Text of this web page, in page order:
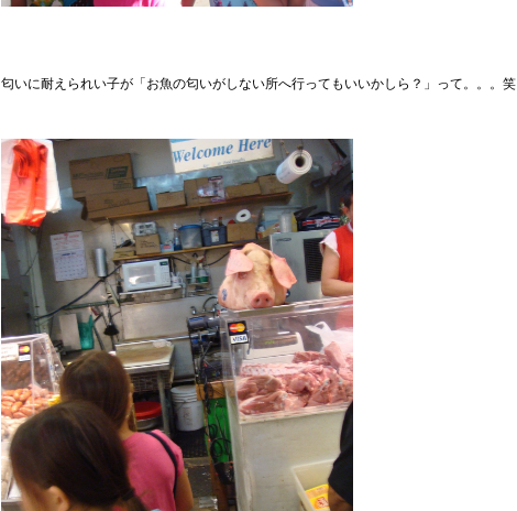
匂いに耐えられい子が「お魚の匂いがしない所へ行ってもいいかしら？」って。。。笑